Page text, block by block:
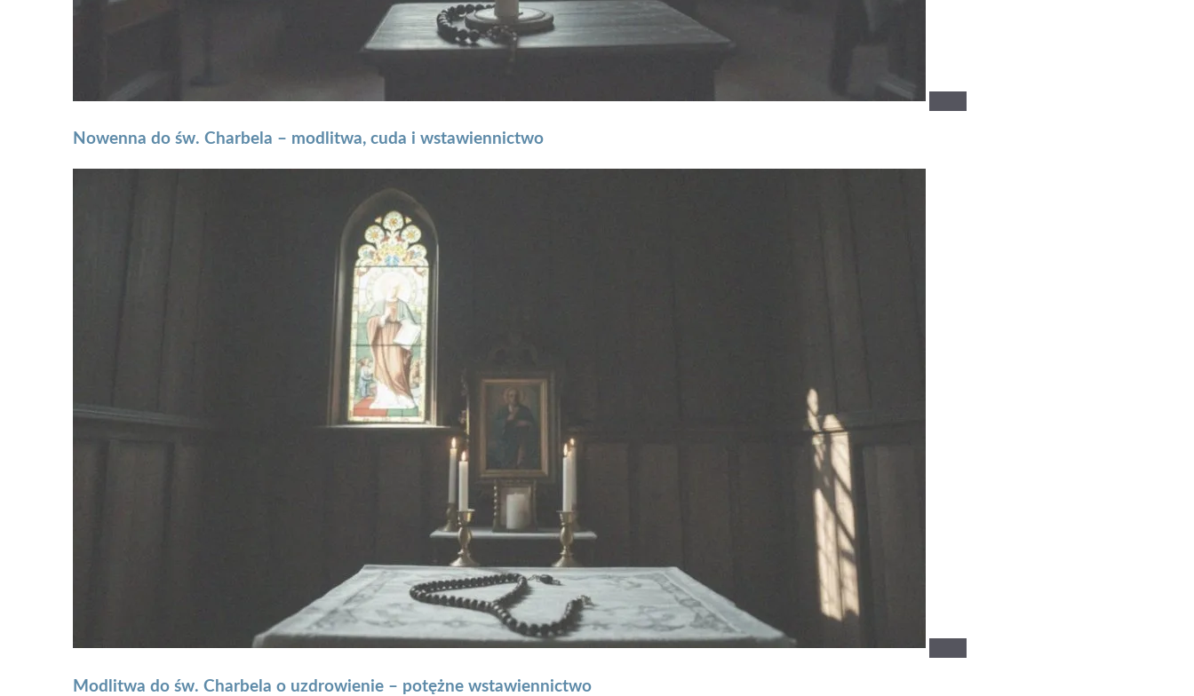
Nowenna do św. Charbela – modlitwa, cuda i wstawiennictwo
Modlitwa do św. Charbela o uzdrowienie – potężne wstawiennictwo